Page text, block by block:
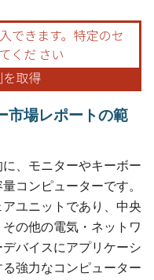
市場レポートの範
、モニターやキーボー
コンピューターです。
ユニットであり、中央
の他の電気・ネットワ
バイスにアプリケーシ
強力なコンピューター